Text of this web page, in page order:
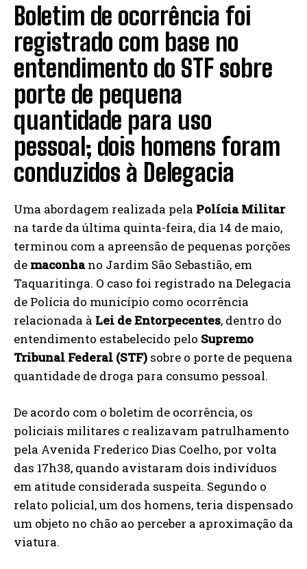
Boletim de ocorrência foi
registrado com base no
entendimento do STF sobre
porte de pequena
quantidade para uso
pessoal; dois homens foram
conduzidos à Delegacia
Uma abordagem realizada pela Polícia Militar
na tarde da última quinta-feira, dia 14 de maio,
terminou com a apreensão de pequenas porções
de maconhano Jardim São Sebastião, em
Taquaritinga. O caso foi registrado na Delegacia
de Polícia do município como ocorrência
relacionada à Lei de Entorpecentes, dentro do
entendimento estabelecido pelo Supremo
Tribunal Federal (STF) sobre o porte de pequena
quantidade de droga para consumo pessoal.
De acordo com o boletim de ocorrência, os
policiais militares c realizavam patrulhamento
pela Avenida Frederico Dias Coelho, por volta
das 17h38, quando avistaram dois indivíduos
em atitude considerada suspeita. Segundo o
relato policial, um dos homens, teria dispensado
um objeto no chão ao perceber a aproximação da
viatura.